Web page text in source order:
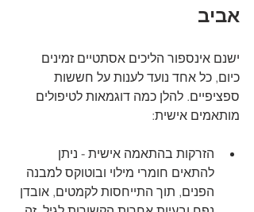
אביב
ישנם אינספור הליכים אסתטיים זמינים
כיום, כל אחד נועד לענות על חששות
ספציפיים. להלן כמה דוגמאות לטיפולים
מותאמים אישית:
הזרקות בהתאמה אישית - ניתן
להתאים חומרי מילוי ובוטוקס למבנה
הפנים, תוך התייחסות לקמטים, אובדן